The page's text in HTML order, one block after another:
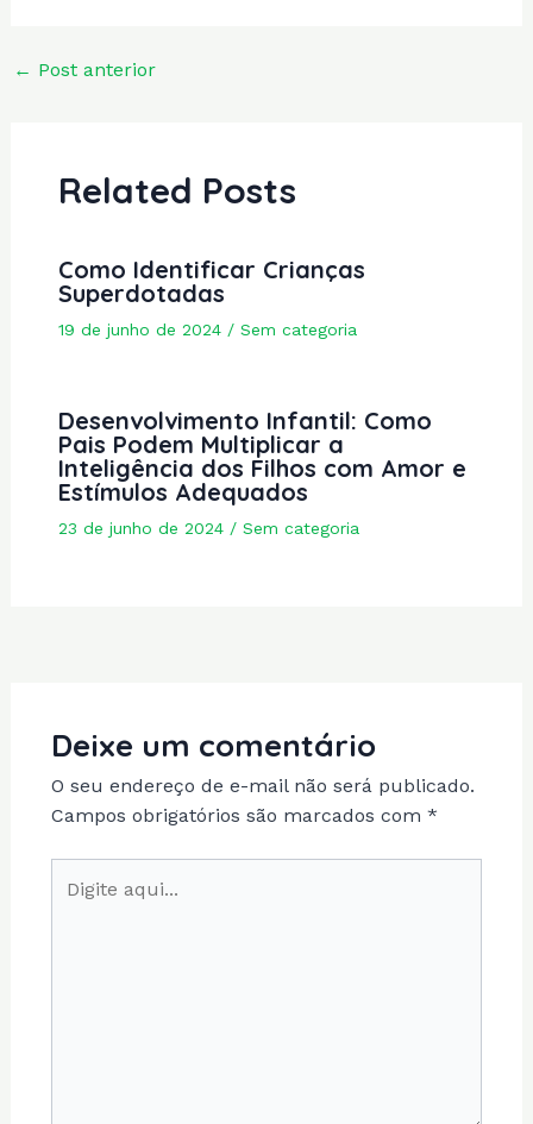
Post
← Post anterior
Related Posts
Como Identificar Crianças
Superdotadas
19 de junho de 2024 / Sem categoria
Desenvolvimento Infantil: Como
Pais Podem Multiplicar a
Inteligência dos Filhos com Amor e
Estímulos Adequados
23 de junho de 2024 / Sem categoria
Deixe um comentário
O seu endereço de e-mail não será publicado.
Campos obrigatórios são marcados com *
aqui...